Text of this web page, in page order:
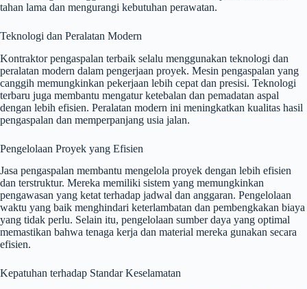
tahan lama dan mengurangi kebutuhan perawatan.
Teknologi dan Peralatan Modern
Kontraktor pengaspalan terbaik selalu menggunakan teknologi dan
peralatan modern dalam pengerjaan proyek. Mesin pengaspalan yang
canggih memungkinkan pekerjaan lebih cepat dan presisi. Teknologi
terbaru juga membantu mengatur ketebalan dan pemadatan aspal
dengan lebih efisien. Peralatan modern ini meningkatkan kualitas hasil
pengaspalan dan memperpanjang usia jalan.
Pengelolaan Proyek yang Efisien
Jasa pengaspalan membantu mengelola proyek dengan lebih efisien
dan terstruktur. Mereka memiliki sistem yang memungkinkan
pengawasan yang ketat terhadap jadwal dan anggaran. Pengelolaan
waktu yang baik menghindari keterlambatan dan pembengkakan biaya
yang tidak perlu. Selain itu, pengelolaan sumber daya yang optimal
memastikan bahwa tenaga kerja dan material mereka gunakan secara
efisien.
Kepatuhan terhadap Standar Keselamatan